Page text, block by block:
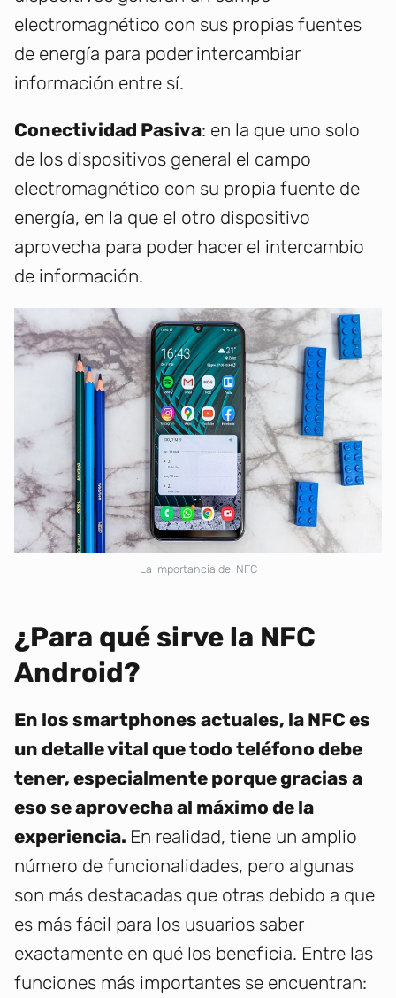
electromagnético con sus propias fuentes
de energía para poder intercambiar
información entre sí.
Conectividad Pasiva: en la que uno solo
de los dispositivos general el campo
electromagnético con su propia fuente de
energía, en la que el otro dispositivo
aprovecha para poder hacer el intercambio
de información.
La importancia del NFC
¿Para qué sirve la NFC
Android?
En los smartphones actuales, la NFC es
un detalle vital que todo teléfono debe
tener, especialmente porque gracias a
eso se aprovecha al máximo de la
experiencia. En realidad, tiene un amplio
número de funcionalidades, pero algunas
son más destacadas que otras debido a que
es más fácil para los usuarios saber
exactamente en qué los beneficia. Entre las
funciones más importantes se encuentran: